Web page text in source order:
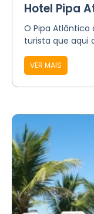
Hotel Pipa
O Pipa
turista que aqui
VER MAIS